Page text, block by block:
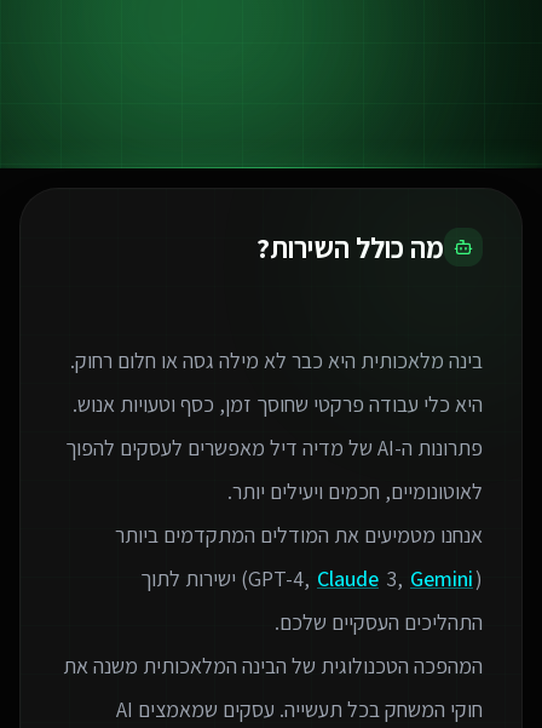
מה כולל השירות?
בינה מלאכותית היא כבר לא מילה גסה או חלום רחוק.
פתרונות ה-AI של מדיה דיל מאפשרים לעסקים להפוך
אנחנו מטמיעים את המודלים המתקדמים ביותר
(GPT-4,
Claude 3, Gemini
) ישירות לתוך
המהפכה הטכנולוגית של הבינה המלאכותית משנה את
חוקי המשחק בכל תעשייה. עסקים שמאמצים AI